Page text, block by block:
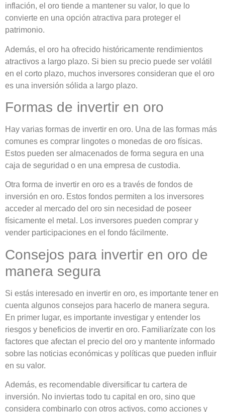
inflación, el oro tiende a mantener su valor, lo que lo
convierte en una opción atractiva para proteger el
patrimonio.
Además, el oro ha ofrecido históricamente rendimientos
atractivos a largo plazo. Si bien su precio puede ser volátil
en el corto plazo, muchos inversores consideran que el oro
es una inversión sólida a largo plazo.
Formas de invertir en oro
Hay varias formas de invertir en oro. Una de las formas más
comunes es comprar lingotes o monedas de oro físicas.
Estos pueden ser almacenados de forma segura en una
caja de seguridad o en una empresa de custodia.
Otra forma de invertir en oro es a través de fondos de
inversión en oro. Estos fondos permiten a los inversores
acceder al mercado del oro sin necesidad de poseer
físicamente el metal. Los inversores pueden comprar y
vender participaciones en el fondo fácilmente.
Consejos para invertir en oro de
manera segura
Si estás interesado en invertir en oro, es importante tener en
cuenta algunos consejos para hacerlo de manera segura.
En primer lugar, es importante investigar y entender los
riesgos y beneficios de invertir en oro. Familiarízate con los
factores que afectan el precio del oro y mantente informado
sobre las noticias económicas y políticas que pueden influir
en su valor.
Además, es recomendable diversificar tu cartera de
inversión. No inviertas todo tu capital en oro, sino que
considera combinarlo con otros activos, como acciones y